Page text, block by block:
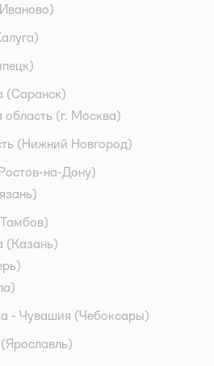
(Саранск)
(г. Москва)
(Нижний Новгород)
на-Дону)
(Казань)
- Чувашия (Чебоксары)
(Ярославль)